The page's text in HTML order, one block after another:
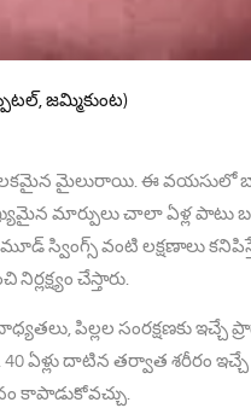
జమ్మికుంట)
మైలురాయి. ఈ వయసులో
మార్పులు చాలా ఏళ్ల
స్వింగ్స్ వంటి లక్షణాలు
చేస్తారు.
పిల్లల సంరక్షణకు ఇచ్చే
ఏళ్లు దాటిన తర్వాత శరీరం ఇచ్చే
కాపాడుకోవచ్చు.